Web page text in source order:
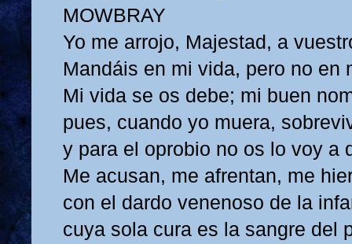
MOWBRAY
Yo me arrojo, Majestad, a
Mandáis en mi vida, pero no en
Mi vida se os debe; mi buen
pues, cuando yo muera,
y para el oprobio no os lo voy a
Me acusan, me afrentan, me
con el dardo venenoso de la
cuya sola cura es la sangre del